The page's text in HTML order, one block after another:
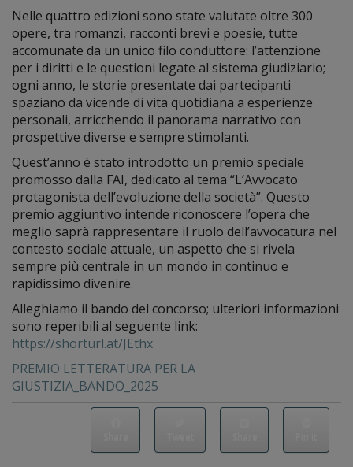
Nelle quattro edizioni sono state valutate oltre 300
opere, tra romanzi, racconti brevi e poesie, tutte
accomunate da un unico filo conduttore: l’attenzione
per i diritti e le questioni legate al sistema giudiziario;
ogni anno, le storie presentate dai partecipanti
spaziano da vicende di vita quotidiana a esperienze
personali, arricchendo il panorama narrativo con
prospettive diverse e sempre stimolanti.
Quest’anno è stato introdotto un premio speciale
promosso dalla FAI, dedicato al tema “L’Avvocato
protagonista dell’evoluzione della società”. Questo
premio aggiuntivo intende riconoscere l’opera che
meglio saprà rappresentare il ruolo dell’avvocatura nel
contesto sociale attuale, un aspetto che si rivela
sempre più centrale in un mondo in continuo e
rapidissimo divenire.
Alleghiamo il bando del concorso; ulteriori informazioni
sono reperibili al seguente link:
https://shorturl.at/JEthx
PREMIO LETTERATURA PER LA
GIUSTIZIA_BANDO_2025